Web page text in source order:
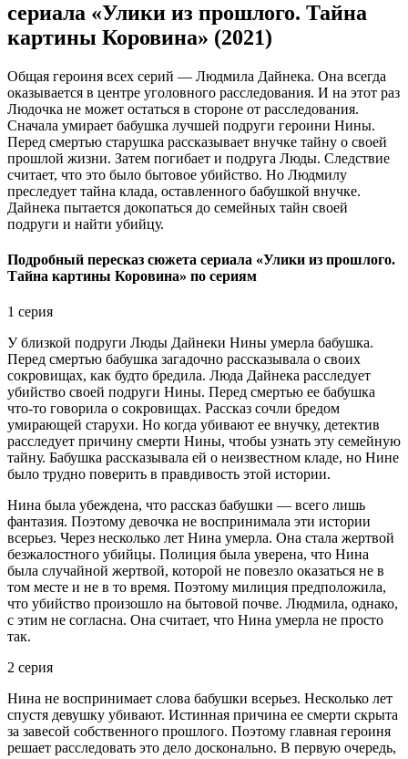
сериала «Улики из прошлого. Тайна
картины Коровина» (2021)
Общая героиня всех серий — Людмила Дайнека. Она всегда
оказывается в центре уголовного расследования. И на этот раз
Людочка не может остаться в стороне от расследования.
Сначала умирает бабушка лучшей подруги героини Нины.
Перед смертью старушка рассказывает внучке тайну о своей
прошлой жизни. Затем погибает и подруга Люды. Следствие
считает, что это было бытовое убийство. Но Людмилу
преследует тайна клада, оставленного бабушкой внучке.
Дайнека пытается докопаться до семейных тайн своей
подруги и найти убийцу.
Подробный пересказ сюжета сериала «Улики из прошлого.
Тайна картины Коровина» по сериям
1 серия
У близкой подруги Люды Дайнеки Нины умерла бабушка.
Перед смертью бабушка загадочно рассказывала о своих
сокровищах, как будто бредила. Люда Дайнека расследует
убийство своей подруги Нины. Перед смертью ее бабушка
что-то говорила о сокровищах. Рассказ сочли бредом
умирающей старухи. Но когда убивают ее внучку, детектив
расследует причину смерти Нины, чтобы узнать эту семейную
тайну. Бабушка рассказывала ей о неизвестном кладе, но Нине
было трудно поверить в правдивость этой истории.
Нина была убеждена, что рассказ бабушки — всего лишь
фантазия. Поэтому девочка не воспринимала эти истории
всерьез. Через несколько лет Нина умерла. Она стала жертвой
безжалостного убийцы. Полиция была уверена, что Нина
была случайной жертвой, которой не повезло оказаться не в
том месте и не в то время. Поэтому милиция предположила,
что убийство произошло на бытовой почве. Людмила, однако,
с этим не согласна. Она считает, что Нина умерла не просто
так.
2 серия
Нина не воспринимает слова бабушки всерьез. Несколько лет
спустя девушку убивают. Истинная причина ее смерти скрыта
за завесой собственного прошлого. Поэтому главная героиня
решает расследовать это дело досконально. В первую очередь,